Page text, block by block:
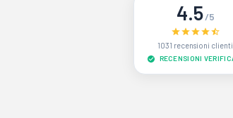
4.5/5
1031 recensioni clienti
RECENSIONI